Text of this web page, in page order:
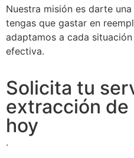
Nuestra misión es darte
tengas que gastar en
adaptamos a cada
efectiva.
Solicita tu
extracción de
hoy
.